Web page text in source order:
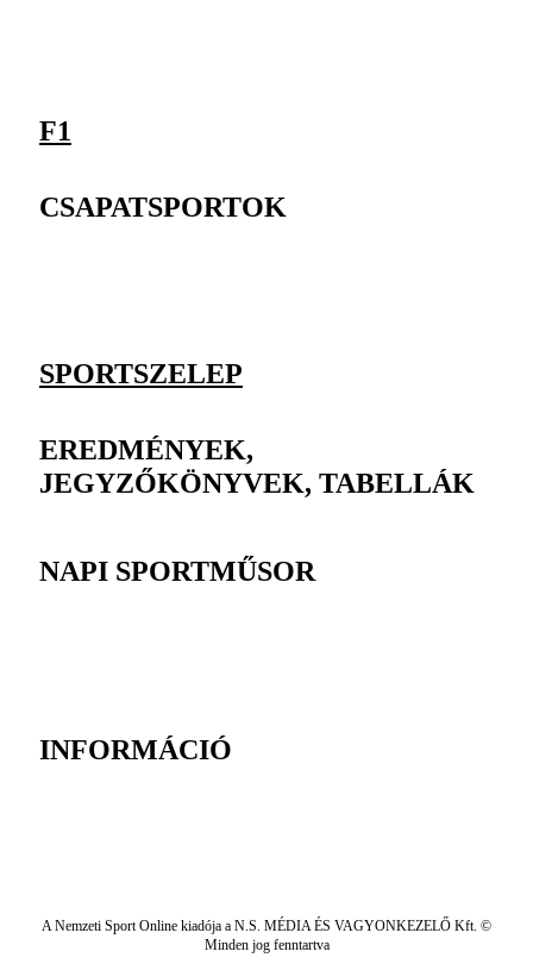
F1
CSAPATSPORTOK
SPORTSZELEP
EREDMÉNYEK,
JEGYZŐKÖNYVEK, TABELLÁK
NAPI SPORTMŰSOR
INFORMÁCIÓ
A Nemzeti Sport Online kiadója a N.S. MÉDIA ÉS VAGYONKEZELŐ Kft. ©
Minden jog fenntartva